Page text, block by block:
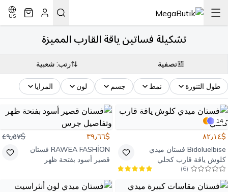
US
تشكيلة فساتين ياقة القارب المميزة
تصفية رتب: شعبية
طول التنورة نمط جسم لون المزايا
14
$٨٢٫١٤
Bidoluelbise فستان ميدي
كلوش ياقة قارب كحلي
(
6
)
$٣٩٫٦٦ $٤٩٫٥٧
RAWEA FASHİON فستان
قصير أسود بفتحة ظهر